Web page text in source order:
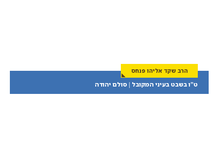
הרב שקד אליהו פנחס
ט”ו בשבט בעיני המקובל | סולם יהודה